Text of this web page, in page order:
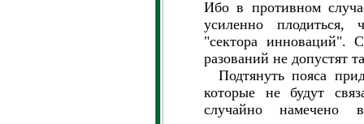
Ибо в противном
усиленно плодиться,
"сектора инноваций".
разований не допустят
Подтянуть пояса
которые не будут
случайно намечено